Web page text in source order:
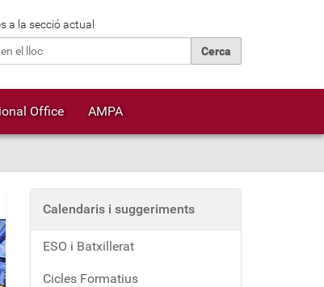
a la secció actual
Office AMPA
Calendaris i suggeriments
ESO i Batxillerat
Cicles Formatius